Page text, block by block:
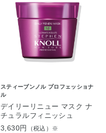
スティーブンノル プロフェッショナ
ル
デイリーリニュー マスク ナ
チュラルフィニッシュ
3,630円
（税込）※